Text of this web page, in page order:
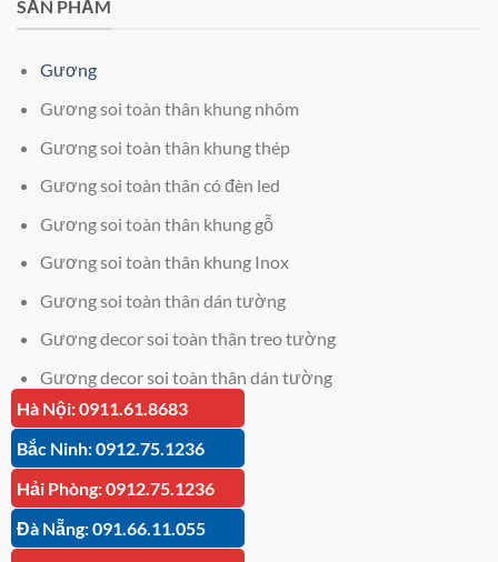
SẢN PHẨM
Gương
Gương soi toàn thân khung nhôm
Gương soi toàn thân khung thép
Gương soi toàn thân có đèn led
Gương soi toàn thân khung gỗ
Gương soi toàn thân khung Inox
Gương soi toàn thân dán tường
Gương decor soi toàn thân treo tường
Gương decor soi toàn thân dán tường
Giá kính cường lực 12mm
Cắt kính cường lực
Cắt kính mặt bàn
Gạch mosaic
Hà Nội: 0911.61.8683
Bắc Ninh: 0912.75.1236
Hải Phòng: 0912.75.1236
Đà Nẵng: 091.66.11.055